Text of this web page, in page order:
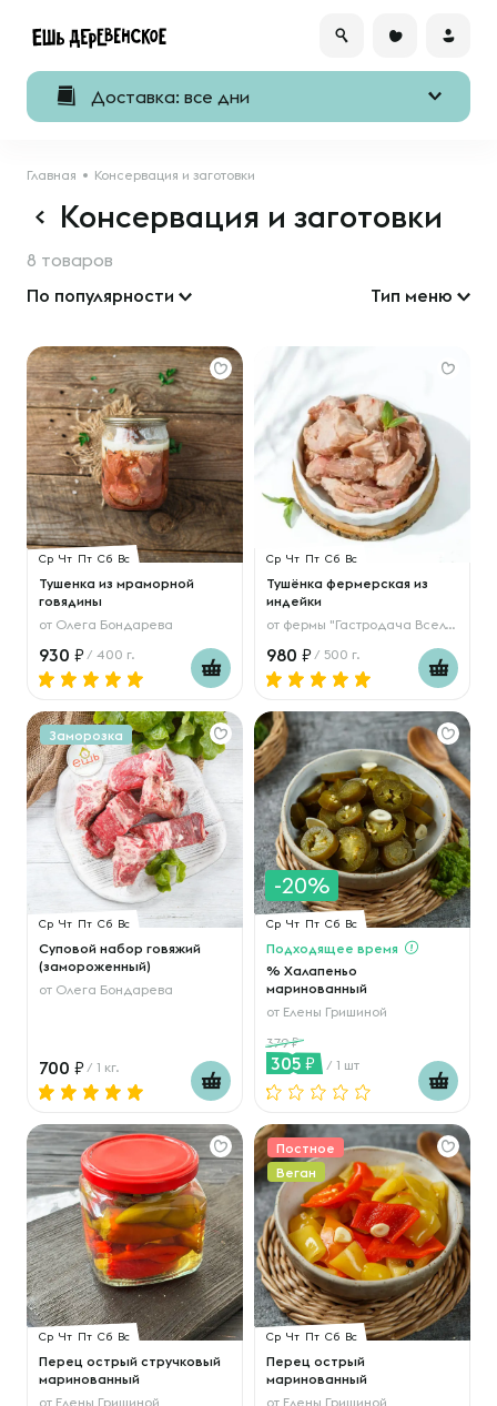
Доставка: все дни
Главная Консервация и заготовки
Консервация и заготовки
8 товаров
По популярности
Тип меню
Ср Чт Пт Сб Вс
Тушенка из мраморной
говядины
от Олега Бондарева
930 / 400 г.
Ср Чт Пт Сб Вс
Тушёнка фермерская из
индейки
от фермы "Гастродача Вселуг"
980 / 500 г.
Заморозка
Ср Чт Пт Сб Вс
Суповой набор говяжий
(замороженный)
от Олега Бондарева
700 / 1 кг.
-20%
Ср Чт Пт Сб Вс
Подходящее время
% Халапеньо
маринованный
от Елены Гришиной
379
305 / 1 шт
Ср Чт Пт Сб Вс
Перец острый стручковый
маринованный
от Елены Гришиной
Постное
Веган
Ср Чт Пт Сб Вс
Перец острый
маринованный
от Елены Гришиной